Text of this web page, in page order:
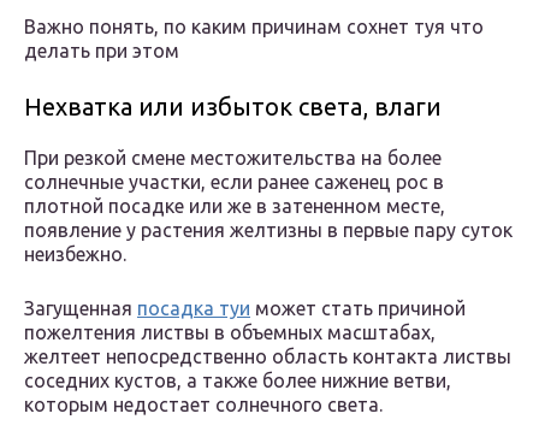
Важно понять, по каким причинам сохнет туя что
делать при этом
Нехватка или избыток света, влаги
При резкой смене местожительства на более
солнечные участки, если ранее саженец рос в
плотной посадке или же в затененном месте,
появление у растения желтизны в первые пару суток
неизбежно.
Загущенная посадка туи может стать причиной
пожелтения листвы в объемных масштабах,
желтеет непосредственно область контакта листвы
соседних кустов, а также более нижние ветви,
которым недостает солнечного света.